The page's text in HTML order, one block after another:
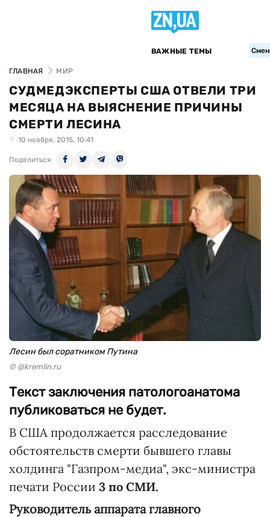
ВАЖНЫЕ ТЕМЫ
ГЛАВНАЯ МИР
СУДМЕДЭКСПЕРТЫ США ОТВЕЛИ ТРИ
МЕСЯЦА НА ВЫЯСНЕНИЕ ПРИЧИНЫ
СМЕРТИ ЛЕСИНА
10 ноября, 2015, 10:41
Поделиться
Лесин был соратником Путина
© @kremlin.ru
Текст заключения патологоанатома
публиковаться не будет.
В США продолжается расследование
обстоятельств смерти бывшего главы
холдинга "Газпром-медиа", экс-министра
печати России 3 по СМИ.
Руководитель аппарата главного